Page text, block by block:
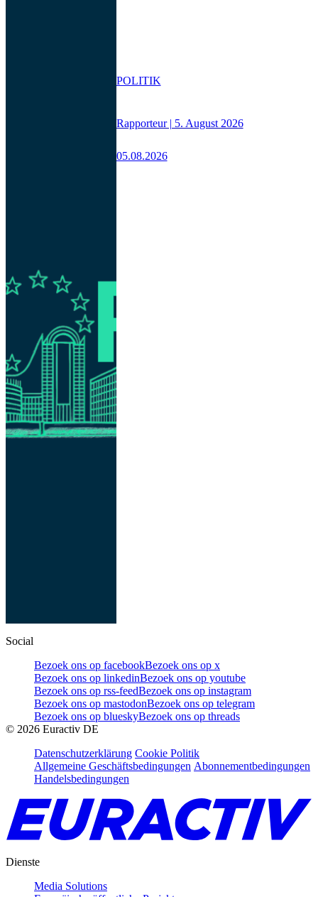
Rapporteur | 5. August 2026
05.08.2026
POLITIK
Social
Bezoek ons op facebookBezoek ons op x
Bezoek ons op linkedinBezoek ons op youtube
Bezoek ons op rss-feedBezoek ons op instagram
Bezoek ons op mastodonBezoek ons op telegram
Bezoek ons op blueskyBezoek ons op threads
© 2026 Euractiv DE
Datenschutzerklärung Cookie Politik
Allgemeine Geschäftsbedingungen Abonnementbedingungen
Handelsbedingungen
Dienste
Media Solutions